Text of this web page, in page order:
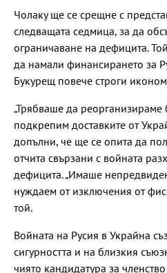
Чолаку ще се срещне с
следващата седмица, за да
ограничаване на дефицита.
да намали финансирането за
Букурещ повече строги
„Трябваше да реорганизираме
подкрепим доставките от
допълни, че ще се опита да
отчита свързани с войната
дефицита. „Имаше
нуждаем от изключения от
той.
Войната на Русия в Украйна
сигурността и на близкия
чиято кандидатура за